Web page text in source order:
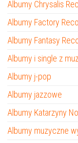
Albumy Chrysalis
Albumy Factory
Albumy Fantasy
Albumy i single z
Albumy j-pop
Albumy jazzowe
Albumy Katarzyny
Albumy muzyczne